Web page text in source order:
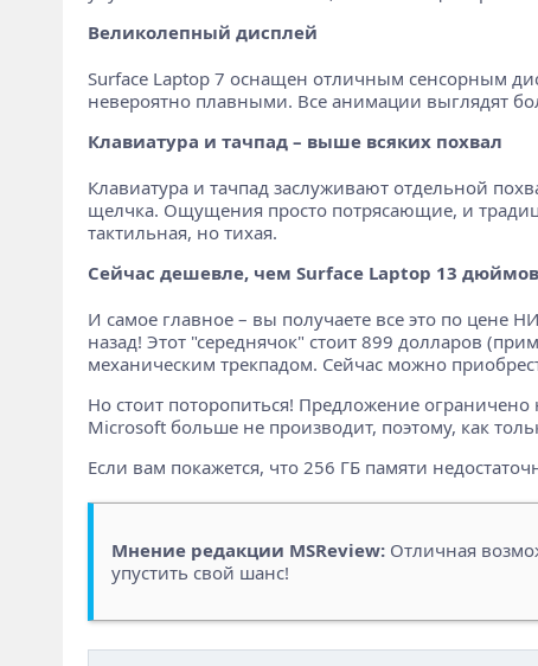
Великолепный дисплей
Surface Laptop 7 оснащен отличным сенсорным
невероятно плавными. Все анимации выглядят
Клавиатура и тачпад – выше всяких похвал
Клавиатура и тачпад заслуживают отдельной
щелчка. Ощущения просто потрясающие, и
тактильная, но тихая.
Сейчас дешевле, чем Surface Laptop 13
И самое главное – вы получаете все это по цене
назад! Этот "середнячок" стоит 899 долларов
механическим трекпадом. Сейчас можно
Но стоит поторопиться! Предложение
Microsoft больше не производит, поэтому, как
Если вам покажется, что 256 ГБ памяти
Мнение редакции MSReview:Отличная
упустить свой шанс!